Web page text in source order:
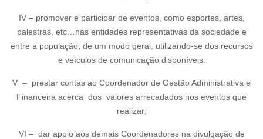
IV – promover e participar de eventos, como esportes, artes,
palestras, etc…nas entidades representativas da sociedade e
entre a população, de um modo geral, utilizando-se dos recursos
e veículos de comunicação disponíveis.
V – prestar contas ao Coordenador de Gestão Administrativa e
Financeira acerca dos valores arrecadados nos eventos que
realizar;
VI – dar apoio aos demais Coordenadores na divulgação de